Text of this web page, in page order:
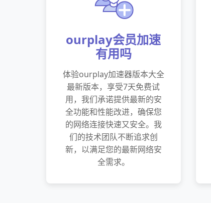
ourplay会员加速
有用吗
体验ourplay加速器版本大全
最新版本，享受7天免费试
用，我们承诺提供最新的安
全功能和性能改进，确保您
的网络连接快速又安全。我
们的技术团队不断追求创
新，以满足您的最新网络安
全需求。